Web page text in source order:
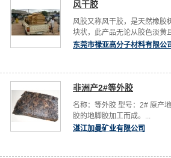
风干胶
风胶又称风干胶，是天然橡胶
块状，此产品无论从胶色淡黄
东莞市禄亚高分子材料有限公
非洲产2#等外胶
名称：等外胶 型号：2# 原产
胶的地脚胶加工而成。...
湛江加曼矿业有限公司